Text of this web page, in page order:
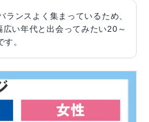
ランスよく集まっているため、
い年代と出会ってみたい20～
。